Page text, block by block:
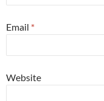
Email *
Website